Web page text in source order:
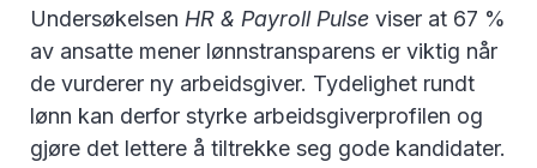
Undersøkelsen HR & Payroll Pulse viser at 67 %
av ansatte mener lønnstransparens er viktig når
de vurderer ny arbeidsgiver. Tydelighet rundt
lønn kan derfor styrke arbeidsgiverprofilen og
gjøre det lettere å tiltrekke seg gode kandidater.